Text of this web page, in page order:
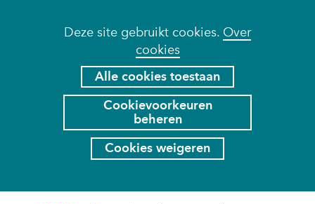
Cookies
toestaan?
Deze site gebruikt cookies. Over
cookies
kan
gebruik
cookies
Alle cookies toestaan
Cookievoorkeuren
beheren
Cookies weigeren